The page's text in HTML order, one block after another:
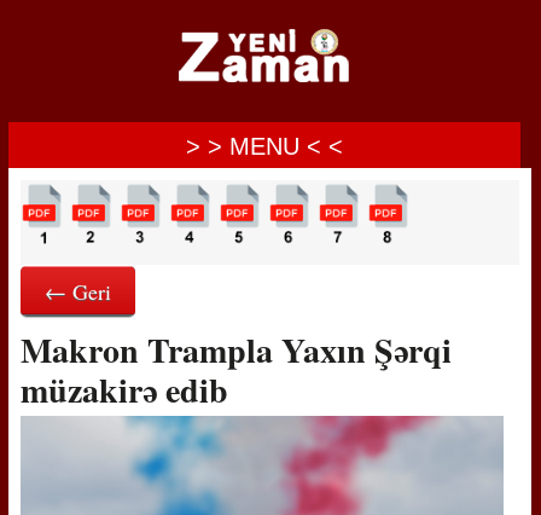
> > MENU < <
← Geri
Makron Trampla Yaxın Şərqi
müzakirə edib